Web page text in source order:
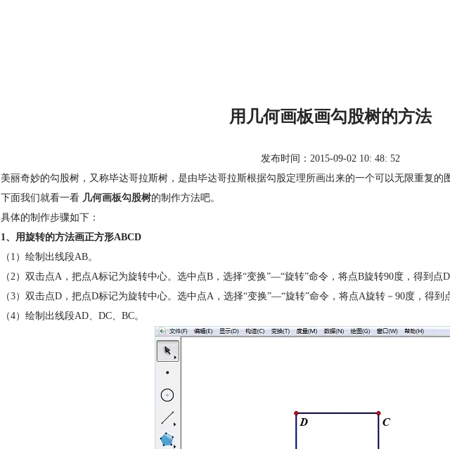
用几何画板画勾股树的方法
发布时间：2015-09-02 10: 48: 52
美丽奇妙的勾股树，又称毕达哥拉斯树，是由毕达哥拉斯根据勾股定理所画出来的一个可以无限重复的
下面我们就看一看 几何画板勾股树的制作方法吧。
具体的制作步骤如下：
1、用旋转的方法画正方形ABCD
（1）绘制出线段AB。
（2）双击点A，把点A标记为旋转中心。选中点B，选择“变换”—“旋转”命令，将点B旋转90度，得到点D
（3）双击点D，把点D标记为旋转中心。选中点A，选择“变换”—“旋转”命令，将点A旋转－90度，得到
（4）绘制出线段AD、DC、BC。